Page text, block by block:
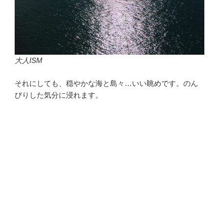
大人ISM
それにしても、穏やかな海と島々…いい眺めです。のん
びりした気分に浸れます。